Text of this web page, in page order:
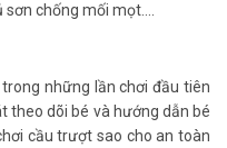
sơn chống mối mọt….
những lần chơi đầu tiên
theo dõi bé và hướng dẫn bé
cầu trượt sao cho an toàn